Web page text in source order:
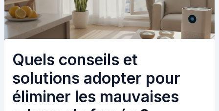
Quels conseils et
solutions adopter pour
éliminer les mauvaises